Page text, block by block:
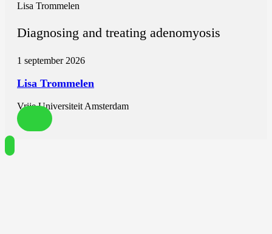
Lisa Trommelen
Diagnosing and treating adenomyosis
1 september 2026
Lisa Trommelen
Vrije Universiteit Amsterdam